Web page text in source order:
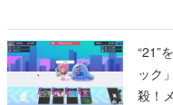
“21”
ック
殺！